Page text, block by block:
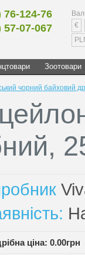
76-124-76
57-07-067
€
Зоотовари
чорний байховий
ціна: 0.00грн